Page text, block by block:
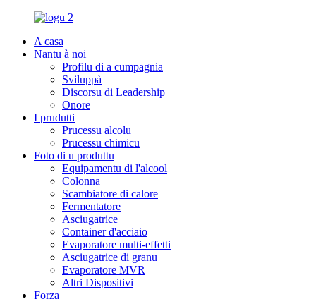
A casa
Nantu à noi
Profilu di a cumpagnia
Sviluppà
Discorsu di Leadership
Onore
I prudutti
Prucessu alcolu
Prucessu chimicu
Foto di u produttu
Equipamentu di l'alcool
Colonna
Scambiatore di calore
Fermentatore
Asciugatrice
Container d'acciaio
Evaporatore multi-effetti
Asciugatrice di granu
Evaporatore MVR
Altri Dispositivi
Forza